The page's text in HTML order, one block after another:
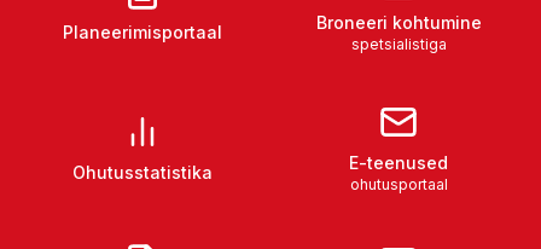
Planeerimisportaal Broneeri kohtumine
spetsialistiga
Ohutusstatistika E-teenused
ohutusportaal